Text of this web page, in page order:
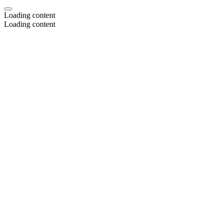
Loading content
Loading content